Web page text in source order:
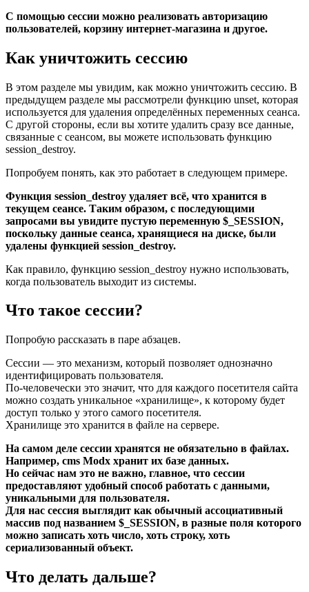
С помощью сессии можно реализовать авторизацию
пользователей, корзину интернет-магазина и другое.
Как уничтожить сессию
В этом разделе мы увидим, как можно уничтожить сессию. В
предыдущем разделе мы рассмотрели функцию unset, которая
используется для удаления определённых переменных сеанса.
С другой стороны, если вы хотите удалить сразу все данные,
связанные с сеансом, вы можете использовать функцию
session_destroy.
Попробуем понять, как это работает в следующем примере.
Функция session_destroy удаляет всё, что хранится в
текущем сеансе. Таким образом, с последующими
запросами вы увидите пустую переменную $_SESSION,
поскольку данные сеанса, хранящиеся на диске, были
удалены функцией session_destroy.
Как правило, функцию session_destroy нужно использовать,
когда пользователь выходит из системы.
Что такое сессии?
Попробую рассказать в паре абзацев.
Сессии — это механизм, который позволяет однозначно
идентифицировать пользователя.
По-человечески это значит, что для каждого посетителя сайта
можно создать уникальное «хранилище», к которому будет
доступ только у этого самого посетителя.
Хранилище это хранится в файле на сервере.
На самом деле сессии хранятся не обязательно в файлах.
Например, cms Modx хранит их базе данных.
Но сейчас нам это не важно, главное, что сессии
предоставляют удобный способ работать с данными,
уникальными для пользователя.
Для нас сессия выглядит как обычный ассоциативный
массив под названием $_SESSION, в разные поля которого
можно записать хоть число, хоть строку, хоть
сериализованный объект.
Что делать дальше?